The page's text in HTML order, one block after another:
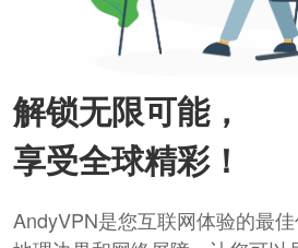
解锁无限可能，
享受全球精彩！
AndyVPN是您互联网体验的最